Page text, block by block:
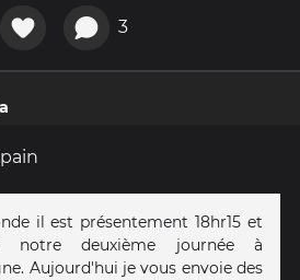
3
il est présentement 18hr15 et
notre deuxième journée à
Aujourd'hui je vous envoie des